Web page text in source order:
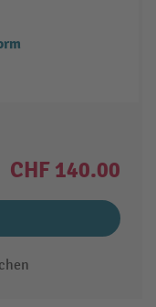
CHF 140.00